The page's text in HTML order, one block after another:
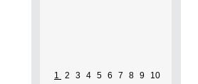
1 2 3 4 5 6 7 8 9 10